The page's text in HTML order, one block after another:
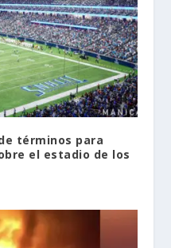
términos para
el estadio de los